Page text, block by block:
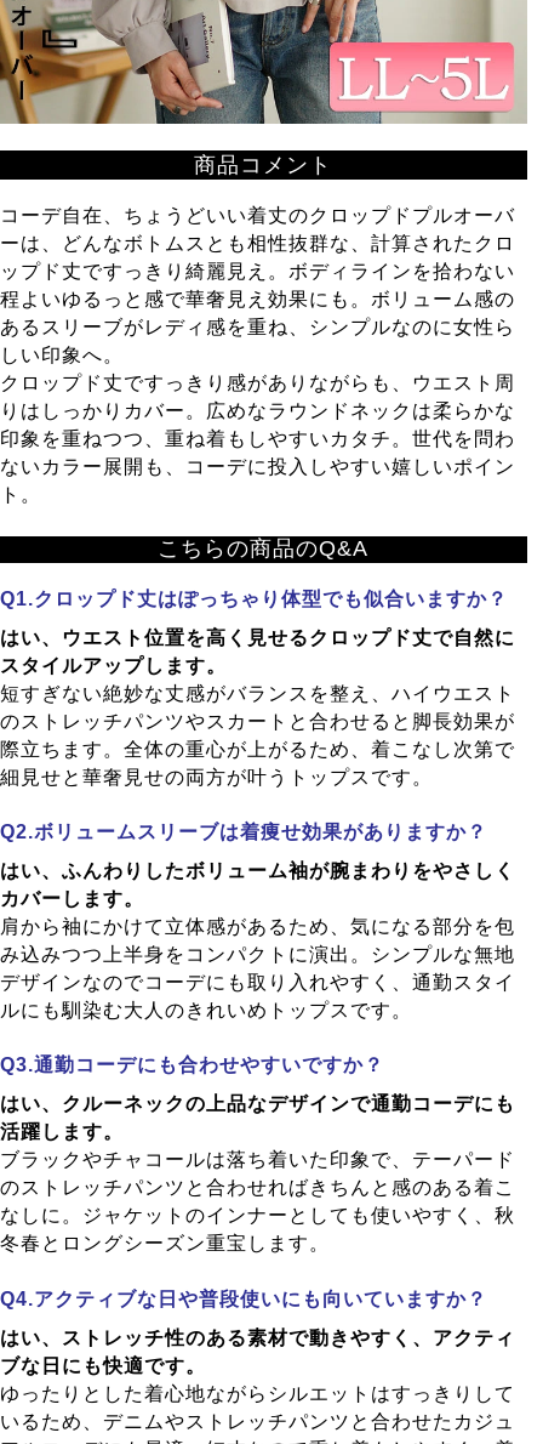
商品コメント
コーデ自在、ちょうどいい着丈のクロップドプルオーバ
ーは、どんなボトムスとも相性抜群な、計算されたクロ
ップド丈ですっきり綺麗見え。ボディラインを拾わない
程よいゆるっと感で華奢見え効果にも。ボリューム感の
あるスリーブがレディ感を重ね、シンプルなのに女性ら
しい印象へ。
クロップド丈ですっきり感がありながらも、ウエスト周
りはしっかりカバー。広めなラウンドネックは柔らかな
印象を重ねつつ、重ね着もしやすいカタチ。世代を問わ
ないカラー展開も、コーデに投入しやすい嬉しいポイン
ト。
こちらの商品のQ&A
クロップド丈はぽっちゃり体型でも似合いますか？
はい、ウエスト位置を高く見せるクロップド丈で自然に
スタイルアップします。
短すぎない絶妙な丈感がバランスを整え、ハイウエスト
のストレッチパンツやスカートと合わせると脚長効果が
際立ちます。全体の重心が上がるため、着こなし次第で
細見せと華奢見せの両方が叶うトップスです。
ボリュームスリーブは着痩せ効果がありますか？
はい、ふんわりしたボリューム袖が腕まわりをやさしく
カバーします。
肩から袖にかけて立体感があるため、気になる部分を包
み込みつつ上半身をコンパクトに演出。シンプルな無地
デザインなのでコーデにも取り入れやすく、通勤スタイ
ルにも馴染む大人のきれいめトップスです。
通勤コーデにも合わせやすいですか？
はい、クルーネックの上品なデザインで通勤コーデにも
活躍します。
ブラックやチャコールは落ち着いた印象で、テーパード
のストレッチパンツと合わせればきちんと感のある着こ
なしに。ジャケットのインナーとしても使いやすく、秋
冬春とロングシーズン重宝します。
アクティブな日や普段使いにも向いていますか？
はい、ストレッチ性のある素材で動きやすく、アクティ
ブな日にも快適です。
ゆったりとした着心地ながらシルエットはすっきりして
いるため、デニムやストレッチパンツと合わせたカジュ